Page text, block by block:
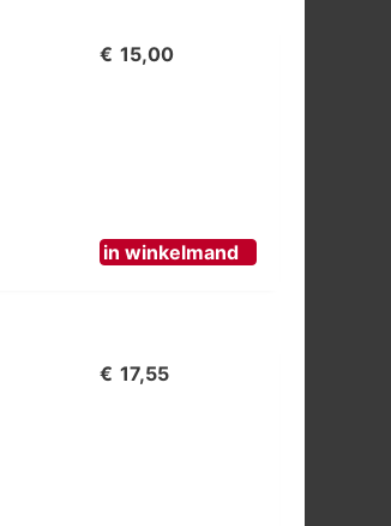
€ 15,00
in winkelmand
€ 17,55